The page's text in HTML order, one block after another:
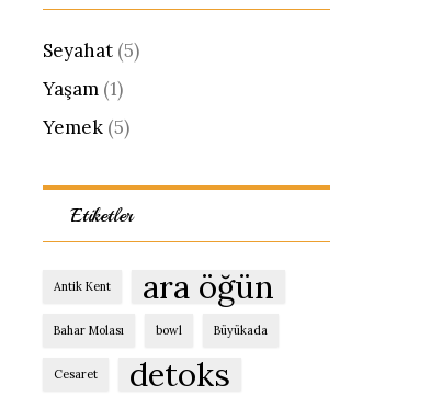
Seyahat(5)
Yaşam(1)
Yemek(5)
Etiketler
Antik Kent ara öğün
Bahar Molası bowl Büyükada
Cesaret
detoks